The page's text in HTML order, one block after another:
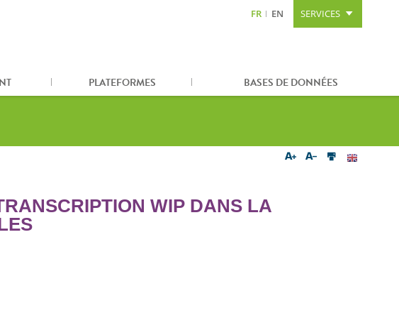
Aller à la recherche Plan du site
FR EN SERVICES
PLATEFORMES BASES DE DONNÉES
WIP DANS LA